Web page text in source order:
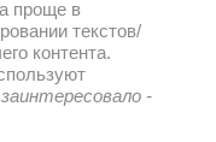
проще в
текстов/
контента.
-